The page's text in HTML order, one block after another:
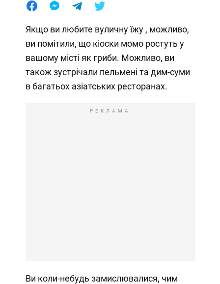
Якщо ви любите вуличну їжу , можливо,
ви помітили, що кіоски момо ростуть у
вашому місті як гриби. Можливо, ви
також зустрічали пельмені та дим-суми
в багатьох азіатських ресторанах.
РЕКЛАМА
Ви коли-небудь замислювалися, чим